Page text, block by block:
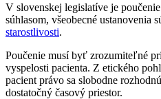
V slovenskej legislatíve je
súhlasom, všeobecné ustanovenia
starostlivosti.
Poučenie musí byť zrozumiteľné
vyspelosti pacienta. Z etického
pacient právo sa slobodne
dostatočný časový priestor.